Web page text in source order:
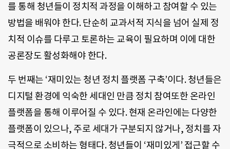
를 통해 청년들이 정치적 과정을 이해하고 참여할 수 있는
방법을 배워야 한다. 단순히 교과서적 지식을 넘어 실제 정
치적 이슈를 다루고 토론하는 교육이 필요하며 이에 대한
공론장도 활성화해야 한다.
두 번째는 ‘재미있는 청년 정치 플랫폼 구축’이다. 청년들은
디지털 환경에 익숙한 세대인 만큼 정치 참여또한 온라인
플랫폼을 통해 이루어질 수 있다. 현재 온라인에는 다양한
플랫폼이 있으나, 주로 세대가 구분되지 않거나, 정치를 자
극적으로 소비하는 형태다. 청년들이 ‘재미있게’ 접근할 수